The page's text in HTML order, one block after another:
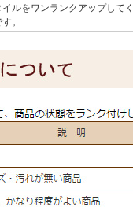
ルをワンランクアップして
。